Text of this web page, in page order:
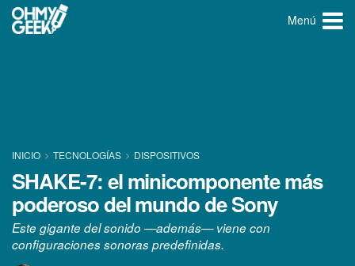
Menú
INICIO TECNOLOGÍ­AS DISPOSITIVOS
SHAKE-7: el minicomponente más
poderoso del mundo de Sony
Este gigante del sonido —además— viene con
configuraciones sonoras predefinidas.